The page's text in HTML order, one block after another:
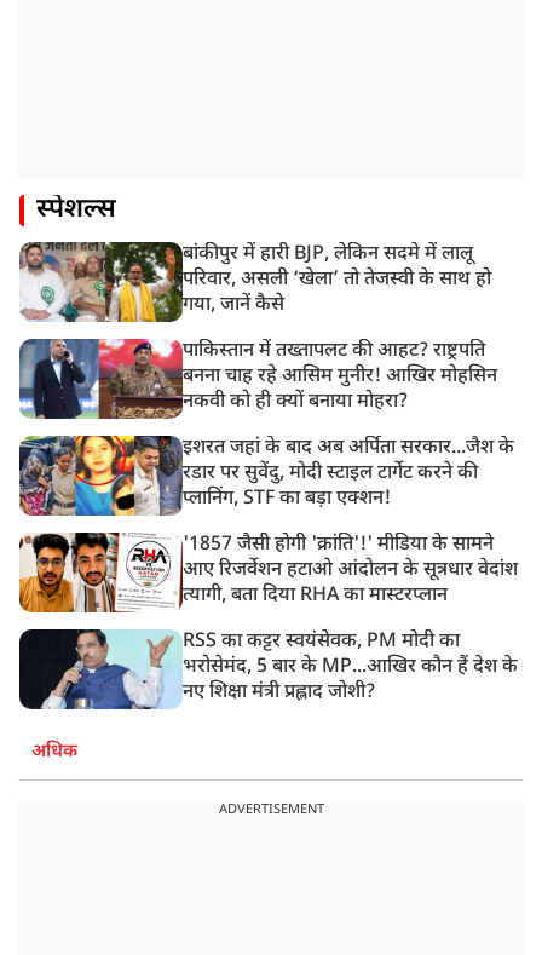
स्पेशल्स
बांकीपुर में हारी BJP, लेकिन सदमे में लालू
परिवार, असली ‘खेला’ तो तेजस्वी के साथ हो
गया, जानें कैसे
पाकिस्तान में तख्तापलट की आहट? राष्ट्रपति
बनना चाह रहे आसिम मुनीर! आखिर मोहसिन
नकवी को ही क्यों बनाया मोहरा?
इशरत जहां के बाद अब अर्पिता सरकार...जैश के
रडार पर सुवेंदु, मोदी स्टाइल टार्गेट करने की
प्लानिंग, STF का बड़ा एक्शन!
'1857 जैसी होगी 'क्रांति'!' मीडिया के सामने
आए रिजर्वेशन हटाओ आंदोलन के सूत्रधार वेदांश
त्यागी, बता दिया RHA का मास्टरप्लान
RSS का कट्टर स्वयंसेवक, PM मोदी का
भरोसेमंद, 5 बार के MP...आखिर कौन हैं देश के
नए शिक्षा मंत्री प्रह्लाद जोशी?
अधिक
ADVERTISEMENT